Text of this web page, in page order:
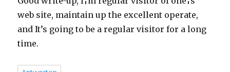
web site, maintain up the excellent operate,
and It’s going to be a regular visitor for a long
time.